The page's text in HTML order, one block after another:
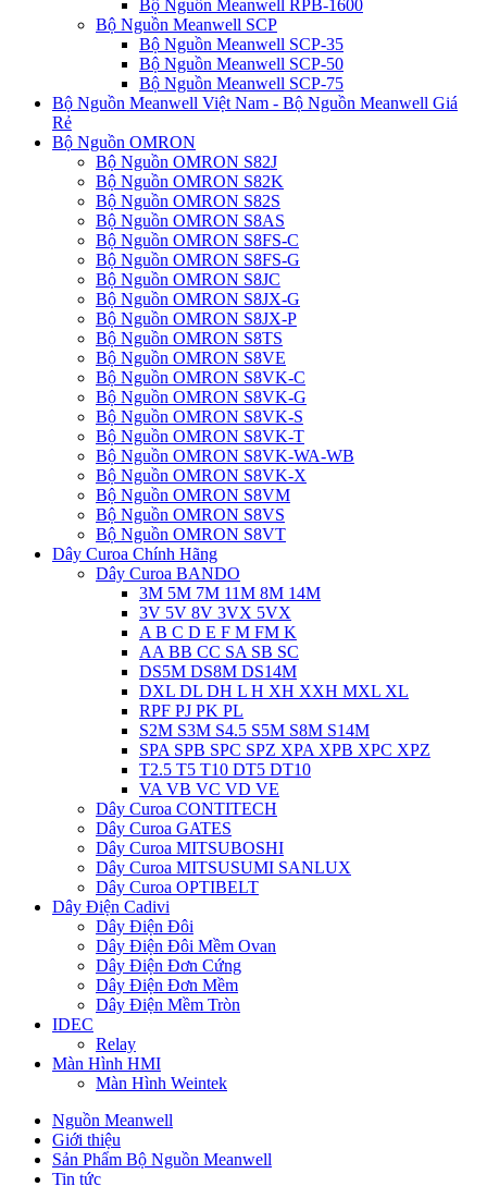
Bộ Nguồn Meanwell RPB-1600
Bộ Nguồn Meanwell SCP
Bộ Nguồn Meanwell SCP-35
Bộ Nguồn Meanwell SCP-50
Bộ Nguồn Meanwell SCP-75
Bộ Nguồn Meanwell Việt Nam - Bộ Nguồn Meanwell Giá
Rẻ
Bộ Nguồn OMRON
Bộ Nguồn OMRON S82J
Bộ Nguồn OMRON S82K
Bộ Nguồn OMRON S82S
Bộ Nguồn OMRON S8AS
Bộ Nguồn OMRON S8FS-C
Bộ Nguồn OMRON S8FS-G
Bộ Nguồn OMRON S8JC
Bộ Nguồn OMRON S8JX-G
Bộ Nguồn OMRON S8JX-P
Bộ Nguồn OMRON S8TS
Bộ Nguồn OMRON S8VE
Bộ Nguồn OMRON S8VK-C
Bộ Nguồn OMRON S8VK-G
Bộ Nguồn OMRON S8VK-S
Bộ Nguồn OMRON S8VK-T
Bộ Nguồn OMRON S8VK-WA-WB
Bộ Nguồn OMRON S8VK-X
Bộ Nguồn OMRON S8VM
Bộ Nguồn OMRON S8VS
Bộ Nguồn OMRON S8VT
Dây Curoa Chính Hãng
Dây Curoa BANDO
3M 5M 7M 11M 8M 14M
3V 5V 8V 3VX 5VX
A B C D E F M FM K
AA BB CC SA SB SC
DS5M DS8M DS14M
DXL DL DH L H XH XXH MXL XL
RPF PJ PK PL
S2M S3M S4.5 S5M S8M S14M
SPA SPB SPC SPZ XPA XPB XPC XPZ
T2.5 T5 T10 DT5 DT10
VA VB VC VD VE
Dây Curoa CONTITECH
Dây Curoa GATES
Dây Curoa MITSUBOSHI
Dây Curoa MITSUSUMI SANLUX
Dây Curoa OPTIBELT
Dây Điện Cadivi
Dây Điện Đôi
Dây Điện Đôi Mềm Ovan
Dây Điện Đơn Cứng
Dây Điện Đơn Mềm
Dây Điện Mềm Tròn
IDEC
Relay
Màn Hình HMI
Màn Hình Weintek
Nguồn Meanwell
Giới thiệu
Sản Phẩm Bộ Nguồn Meanwell
Tin tức